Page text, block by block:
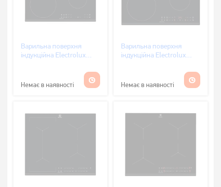
Варильна поверхня
індукційна Electrolux
Немає в наявності
Варильна поверхня
індукційна Electrolux
Немає в наявності